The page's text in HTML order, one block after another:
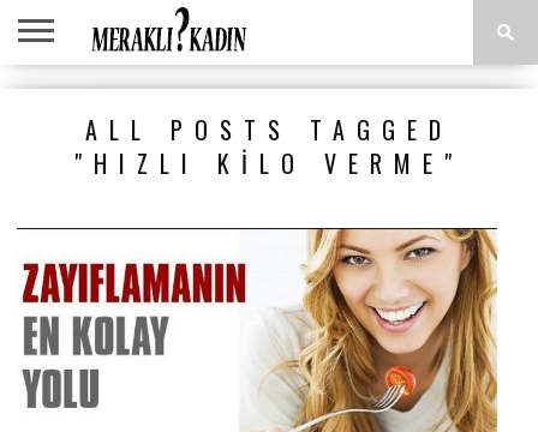
ANASAYFA
ÇOCUK
İLIŞKILER
TARIFLERIALL POSTS TAGGED
"HIZLI KILO VERME"